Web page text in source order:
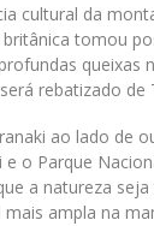
cultural da
tomou
queixas
rebatizado
ao lado de
o Parque
a natureza
ampla na